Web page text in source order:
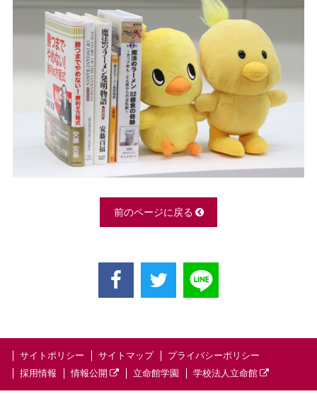
前のページに戻る
サイトポリシー サイトマップ
プライバシーポリシー
採用情報
情報公開 立命館学園 学校法人立命館